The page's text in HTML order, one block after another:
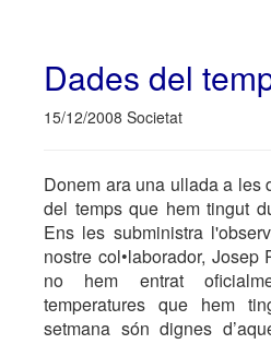
Dades del
15/12/2008 Societat
Donem ara una ullada a les
del temps que hem tingut
Ens les subministra
nostre col•laborador,
no hem entrat
temperatures que hem
setmana són dignes